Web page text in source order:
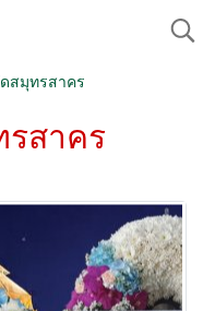
สมุทรสาคร
สาคร